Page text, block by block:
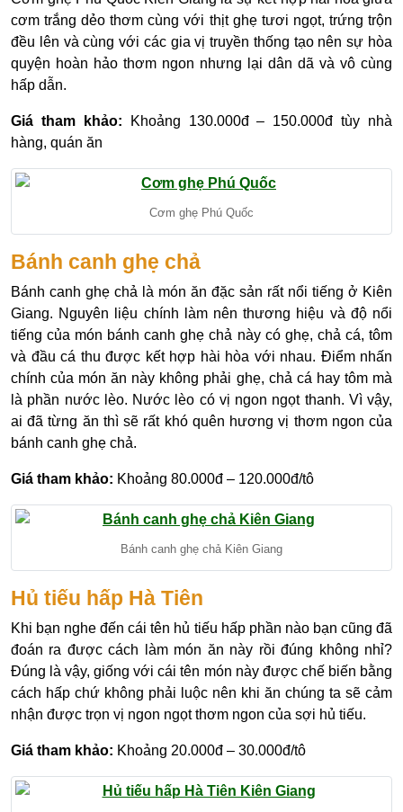
cơm trắng dẻo thơm cùng với thịt ghẹ tươi ngọt, trứng trộn
đều lên và cùng với các gia vị truyền thống tạo nên sự hòa
quyện hoàn hảo thơm ngon nhưng lại dân dã và vô cùng
hấp dẫn.
Giá tham khảo: Khoảng 130.000đ – 150.000đ tùy nhà
hàng, quán ăn
Cơm ghẹ Phú Quốc
Bánh canh ghẹ chả
Bánh canh ghẹ chả là món ăn đặc sản rất nổi tiếng ở Kiên
Giang. Nguyên liệu chính làm nên thương hiệu và độ nổi
tiếng của món bánh canh ghẹ chả này có ghẹ, chả cá, tôm
và đầu cá thu được kết hợp hài hòa với nhau. Điểm nhấn
chính của món ăn này không phải ghẹ, chả cá hay tôm mà
là phần nước lèo. Nước lèo có vị ngon ngọt thanh. Vì vậy,
ai đã từng ăn thì sẽ rất khó quên hương vị thơm ngon của
bánh canh ghẹ chả.
Giá tham khảo: Khoảng 80.000đ – 120.000đ/tô
Bánh canh ghẹ chả Kiên Giang
Hủ tiếu hấp Hà Tiên
Khi bạn nghe đến cái tên hủ tiếu hấp phần nào bạn cũng đã
đoán ra được cách làm món ăn này rồi đúng không nhỉ?
Đúng là vậy, giống với cái tên món này được chế biến bằng
cách hấp chứ không phải luộc nên khi ăn chúng ta sẽ cảm
nhận được trọn vị ngon ngọt thơm ngon của sợi hủ tiếu.
Giá tham khảo: Khoảng 20.000đ – 30.000đ/tô